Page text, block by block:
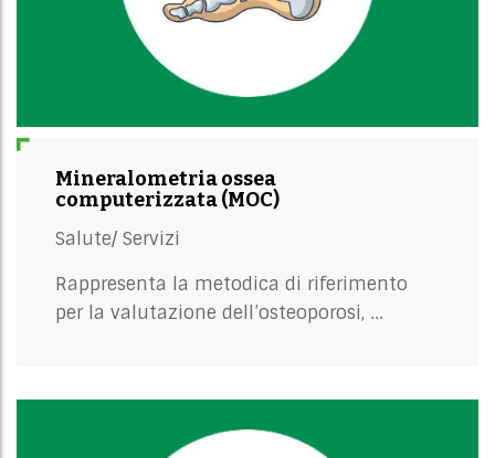
Mineralometria ossea
computerizzata (MOC)
Salute/ Servizi
Rappresenta la metodica di riferimento
per la valutazione dell’osteoporosi, ...